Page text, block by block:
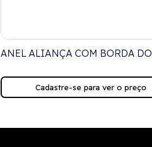
ANEL ALIANÇA COM BORDA DO
Cadastre-se para ver o preço